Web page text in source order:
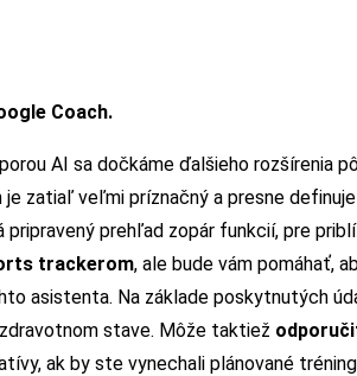
Coach.
AI sa dočkáme ďalšieho rozšírenia
zatiaľ veľmi príznačný a presne
prehľad zopár funkcií, pre
trackerom, ale bude vám pomáhať,
asistenta. Na základe poskytnutých
stave. Môže taktiež
ak by ste vynechali plánované